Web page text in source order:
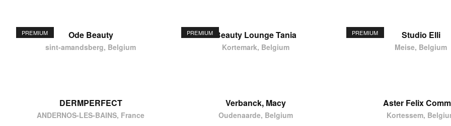
PREMIUM Ode Beauty
sint-amandsberg, Belgium
PREMIUM Beauty Lounge Tania
Kortemark, Belgium
PREMIUM Studio Elli
Meise, Belgium
DERMPERFECT
ANDERNOS-LES-BAINS, France
Verbanck, Macy
Oudenaarde, Belgium
Aster Felix
Kortessem,